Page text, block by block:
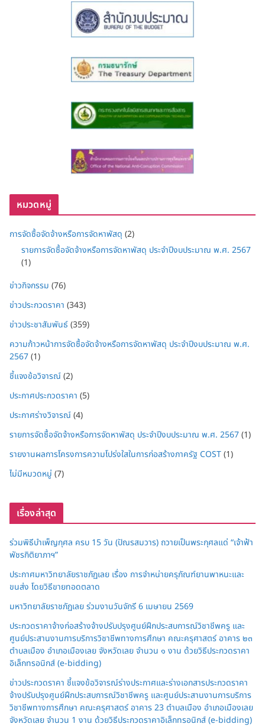
หมวดหมู่
การจัดซื้อจัดจ้างหรือการจัดหาพัสดุ (2)
รายการจัดซื้อจัดจ้างหรือการจัดหาพัสดุ ประจำปีงบประมาณ พ.ศ. 2567
(1)
ข่าวกิจกรรม (76)
ข่าวประกวดราคา (343)
ข่าวประชาสัมพันธ์(359)
ความก้าวหน้าการจัดซื้อจัดจ้างหรือการจัดหาพัสดุ ประจำปีงบประมาณ พ.ศ.
2567(1)
ชี้แจงข้อวิจารณ์(2)
ประกาศประกวดราคา (5)
ประกาศร่างวิจารณ์(4)
รายการจัดซื้อจัดจ้างหรือการจัดหาพัสดุ ประจำปีงบประมาณ พ.ศ. 2567(1)
รายงานผลการโครงการความโปร่งใสในการก่อสร้างภาครัฐ COST(1)
ไม่มีหมวดหมู่ (7)
เรื่องล่าสุด
ร่วมพิธีบำเพ็ญกุศล ครบ 15 วัน (ปัณรสมวาร) ถวายเป็นพระกุศลแด่ “เจ้าฟ้า
พัชรกิติยาภาฯ”
ประกาศมหาวิทยาลัยราชภัฏเลย เรื่อง การจำหน่ายครุภัณฑ์ยานพาหนะและ
ขนส่ง โดยวิธีขายทอดตลาด
มหาวิทยาลัยราชภัฏเลย ร่วมงานวันจักรี 6 เมษายน 2569
ประกวดราคาจ้างก่อสร้างจ้างปรับปรุงศูนย์ฝึกประสบการณ์วิชาชีพครู และ
ศูนย์ประสานงานการบริการวิชาชีพทางการศึกษา คณะครุศาสตร์ อาคาร ๒๓
ตำบลเมือง อำเภอเมืองเลย จังหวัดเลย จำนวน ๑ งาน ด้วยวิธีประกวดราคา
อิเล็กทรอนิกส์ (e-bidding)
ข่าวประกวดราคา ชี้แจงข้อวิจารณ์ร่างประกาศและร่างเอกสารประกวดราคา
จ้างปรับปรุงศูนย์ฝึกประสบการณ์วิชาชีพครู และศูนย์ประสานงานการบริการ
วิชาชีพทางการศึกษา คณะครุศาสตร์ อาคาร 23 ตำบลเมือง อำเภอเมืองเลย
จังหวัดเลย จำนวน 1 งาน ด้วยวิธีประกวดราคาอิเล็กทรอนิกส์ (e-bidding)